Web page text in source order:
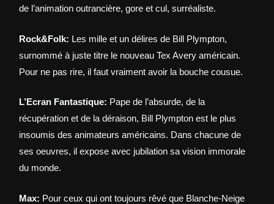
de l’animation outrancière, gore et cul, surréaliste.
Rock&Folk: Les mille et un délires de Bill Plympton,
surnommé à juste titre le nouveau Tex Avery américain.
Pour ne pas rire, il faut vraiment avoir la bouche cousue.
L’Ecran Fantastique: Pape de l’absurde, de la
récupération et de la déraison, Bill Plympton est le plus
insoumis des animateurs américains. Dans chacune de
ses oeuvres, il expose avec jubilation sa vision immorale
du monde.
Max: Pour ceux qui ont toujours rêvé que Blanche-Neige